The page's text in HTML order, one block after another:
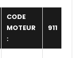
CODE
MOTEUR
:
911